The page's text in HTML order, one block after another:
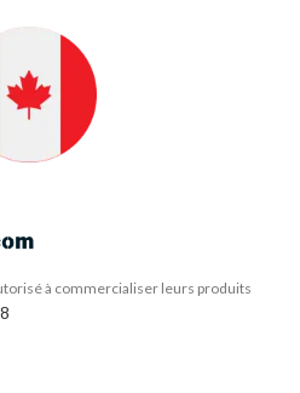
à commercialiser leurs produits